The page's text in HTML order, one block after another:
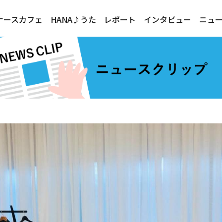
ースカフェ HANA♪うた レポート インタビュー ニュ